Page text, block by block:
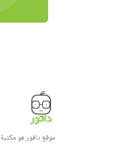
موقع دافور هو